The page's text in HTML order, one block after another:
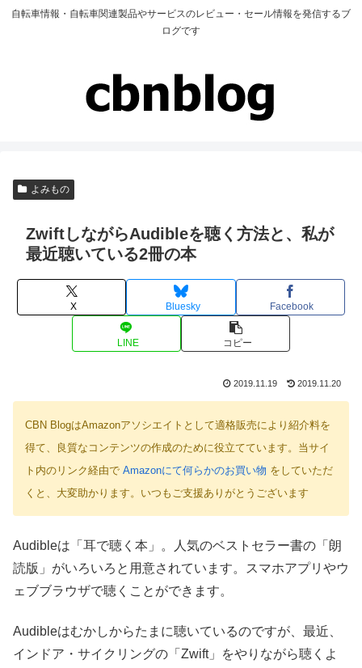
自転車情報・自転車関連製品やサービスのレビュー・セール情報を発信するブ
ログです
よみもの
ZwiftしながらAudibleを聴く方法と、私が
最近聴いている2冊の本
X Bluesky Facebook
LINE コピー
2019.11.19 2019.11.20
CBN BlogはAmazonアソシエイトとして適格販売により紹介料を
得て、良質なコンテンツの作成のために役立てています。当サイ
ト内のリンク経由で Amazonにて何らかのお買い物 をしていただ
くと、大変助かります。いつもご支援ありがとうございます
Audibleは「耳で聴く本」。人気のベストセラー書の「朗
読版」がいろいろと用意されています。スマホアプリやウ
ェブブラウザで聴くことができます。
Audibleはむかしからたまに聴いているのですが、最近、
インドア・サイクリングの「Zwift」をやりながら聴くよ